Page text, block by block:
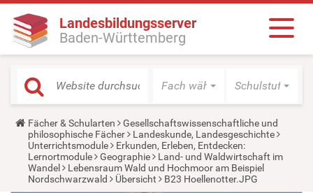
Landesbildungsserver
Baden-Württemberg
Fach wählen Schulstufe
Y
o
u
a
r
e
h
Fächer & Schularten
Gesellschaftswissenschaftliche und
philosophische Fächer
Landeskunde, Landesgeschichte
Unterrichtsmodule
Erkunden, Erleben, Entdecken:
Lernortmodule
Geographie
Land- und Waldwirtschaft im
Wandel
Lebensraum Wald und Hochmoor am Beispiel
Nordschwarzwald
Übersicht B23 Hoellenotter.JPG